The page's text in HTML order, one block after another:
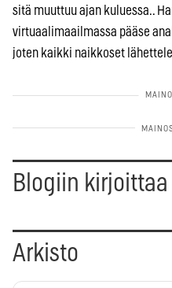
sitä muuttuu ajan kuluessa..
virtuaalimaailmassa pääse
joten kaikki naikkoset
Blogiin kirjoittaa
Arkisto